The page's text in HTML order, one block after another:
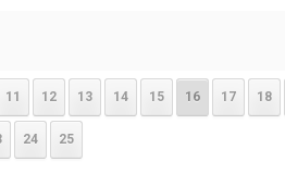
11 12 13 14 15 16 17 18
24 25